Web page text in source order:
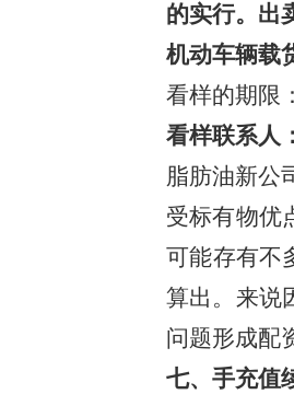
的实行。出
机动车辆载
看样的期限
看样联系人
脂肪油新公
受标有物优
可能存有不
算出。来说
问题形成配
七、手充值